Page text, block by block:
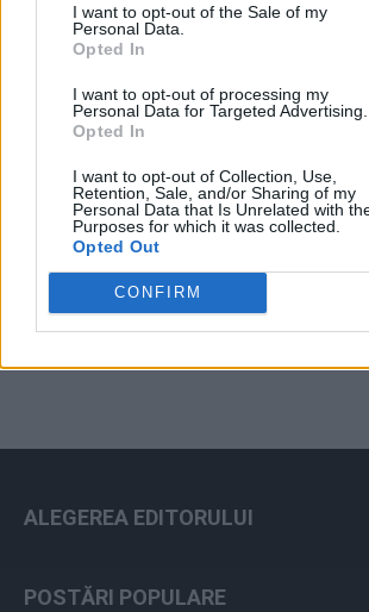
I want to opt-out of the Sale of my
Personal Data.
Opted In
I want to opt-out of processing my
Personal Data for Targeted Advertising.
Opted In
I want to opt-out of Collection, Use,
Retention, Sale, and/or Sharing of my
Personal Data that Is Unrelated with
Purposes for which it was collected.
Opted Out
CONFIRM
Arhiva sondajelor
ad
ALEGEREA EDITORULUI
POSTĂRI POPULARE